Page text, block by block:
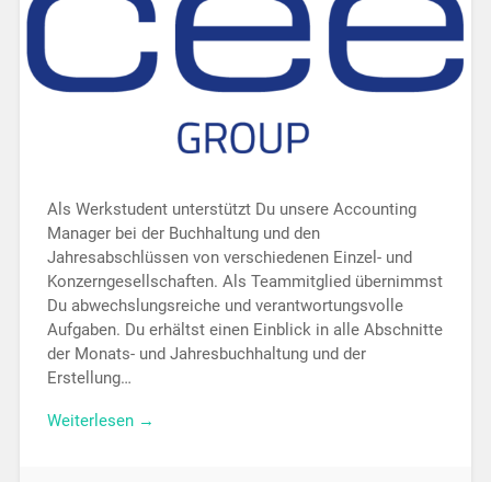
Als Werkstudent unterstützt Du unsere Accounting
Manager bei der Buchhaltung und den
Jahresabschlüssen von verschiedenen Einzel- und
Konzerngesellschaften. Als Teammitglied übernimmst
Du abwechslungsreiche und verantwortungsvolle
Aufgaben. Du erhältst einen Einblick in alle Abschnitte
der Monats- und Jahresbuchhaltung und der
Erstellung…
Weiterlesen →